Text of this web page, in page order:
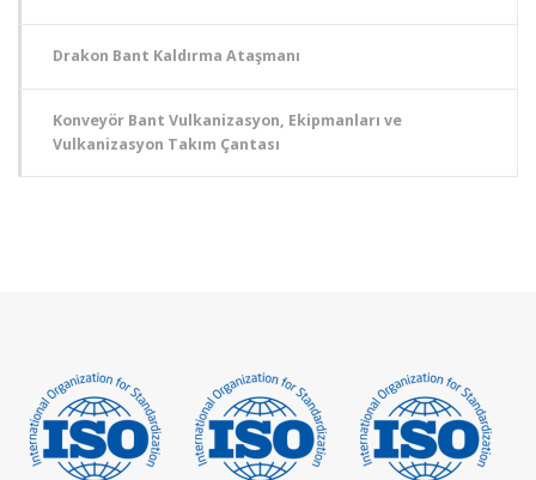
Drakon Bant Kaldırma Ataşmanı
Konveyör Bant Vulkanizasyon, Ekipmanları ve
Vulkanizasyon Takım Çantası